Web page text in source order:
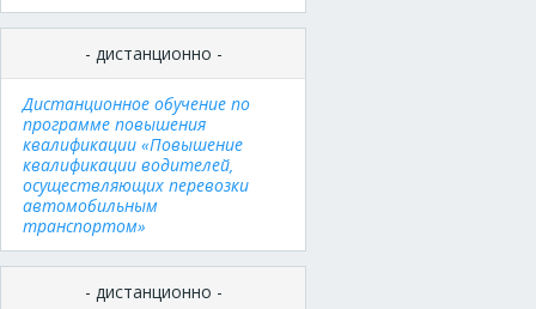
- дистанционно -
Дистанционное обучение по
программе повышения
квалификации «Повышение
квалификации водителей,
осуществляющих перевозки
автомобильным
транспортом»
- дистанционно -